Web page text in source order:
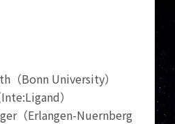
（Bonn University）
）
（Erlangen-Nuernberg